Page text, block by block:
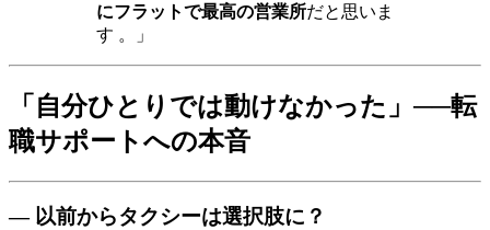
にフラットで最高の営業所だと思いま
す 。」
「自分ひとりでは動けなかった」──転
職サポートへの本音
― 以前からタクシーは選択肢に？